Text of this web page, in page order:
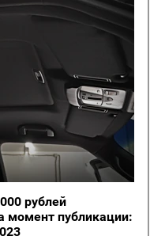
рублей
момент публикации: